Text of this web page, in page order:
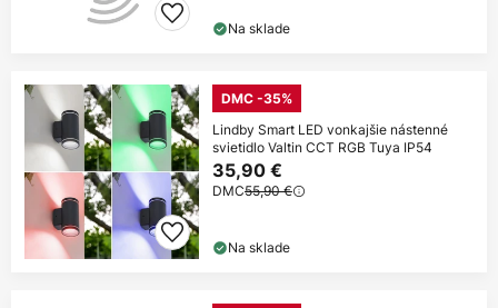
Na sklade
DMC -35%
Lindby Smart LED vonkajšie nástenné
svietidlo Valtin CCT RGB Tuya IP54
35,90 €
DMC55,90 €
Na sklade